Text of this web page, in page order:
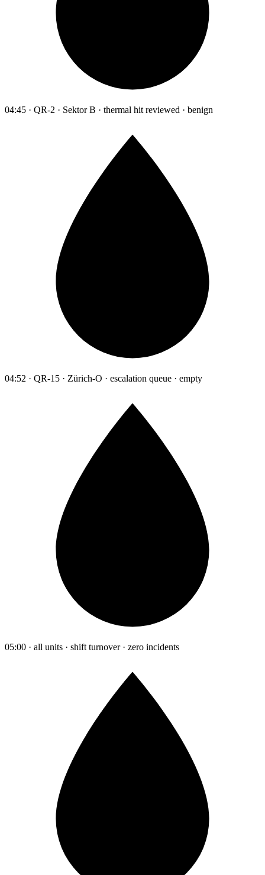
04:45 · QR-2 · Sektor B · thermal hit reviewed · benign
04:52 · QR-15 · Zürich-O · escalation queue · empty
05:00 · all units · shift turnover · zero incidents